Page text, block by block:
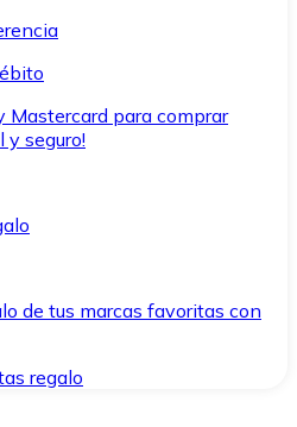
Mastercard para comprar
y seguro!
de tus marcas favoritas con
regalo